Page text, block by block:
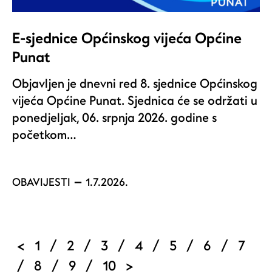
E-sjednice Općinskog vijeća Općine
Punat
Objavljen je dnevni red 8. sjednice Općinskog
vijeća Općine Punat. Sjednica će se održati u
ponedjeljak, 06. srpnja 2026. godine s
početkom…
OBAVIJESTI 1.7.2026.
Previous page
< Page
1 / Current page
2 / Page
3 / Page
4 / Page
5 / Page
6 / Page
7
/ Page
8 / Page
9 / Page
10 Next page
>